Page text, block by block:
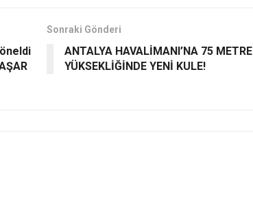
Sonraki Gönderi
ANTALYA HAVALİMANI’NA 75 METRE
YÜKSEKLİĞİNDE YENİ KULE!